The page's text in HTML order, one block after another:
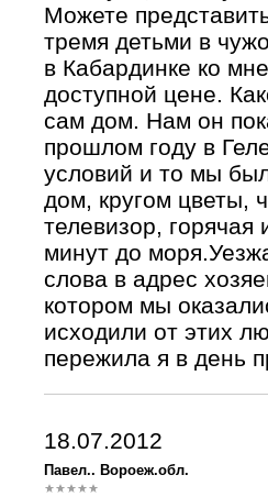
Можете
тремя детьми в
в Кабардинке ко
доступной цене.
сам дом. Нам он
прошлом году в
условий и то мы
дом, кругом цветы,
телевизор,
минут до
слова в адрес
котором мы
исходили от этих
пережила я в день
18.07.2012
Павел.. Вороеж.обл.